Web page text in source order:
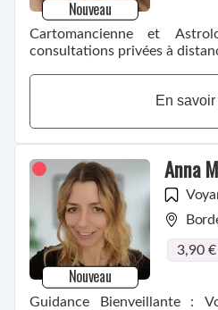
Nouveau
Cartomancienne et Astrologue je
consultations
En
Nouveau
Anna
3,90
Guidance Bienveillante :